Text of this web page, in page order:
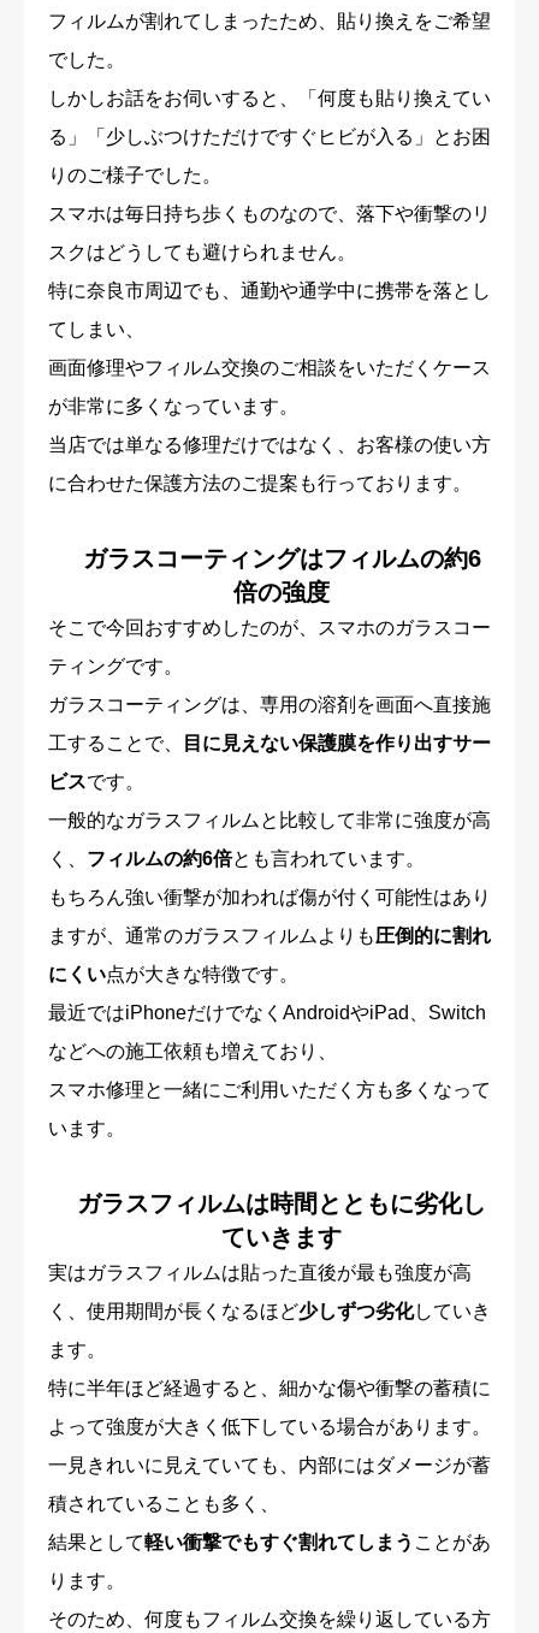
フィルムが割れてしまったため、貼り換えをご希望
でした。
しかしお話をお伺いすると、「何度も貼り換えてい
る」「少しぶつけただけですぐヒビが入る」とお困
りのご様子でした。
スマホは毎日持ち歩くものなので、落下や衝撃のリ
スクはどうしても避けられません。
特に奈良市周辺でも、通勤や通学中に携帯を落とし
てしまい、
画面修理やフィルム交換のご相談をいただくケース
が非常に多くなっています。
当店では単なる修理だけではなく、お客様の使い方
に合わせた保護方法のご提案も行っております。
ガラスコーティングはフィルムの約6
倍の強度
そこで今回おすすめしたのが、スマホのガラスコー
ティングです。
ガラスコーティングは、専用の溶剤を画面へ直接施
工することで、
目に見えない保護膜を作り出すサー
ビスです。
一般的なガラスフィルムと比較して非常に強度が高
く、 フィルムの約6倍とも言われています。
もちろん強い衝撃が加われば傷が付く可能性はあり
ますが、通常のガラスフィルムよりも圧倒的に割れ
にくい点が大きな特徴です。
最近ではiPhoneだけでなくAndroidやiPad、Switch
などへの施工依頼も増えており、
スマホ修理と一緒にご利用いただく方も多くなって
います。
ガラスフィルムは時間とともに劣化し
ていきます
実はガラスフィルムは貼った直後が最も強度が高
く、使用期間が長くなるほど少しずつ劣化していき
ます。
特に半年ほど経過すると、細かな傷や衝撃の蓄積に
よって強度が大きく低下している場合があります。
一見きれいに見えていても、内部にはダメージが蓄
積されていることも多く、
結果として軽い衝撃でもすぐ割れてしまう ことがあ
ります。
そのため、何度もフィルム交換を繰り返している方